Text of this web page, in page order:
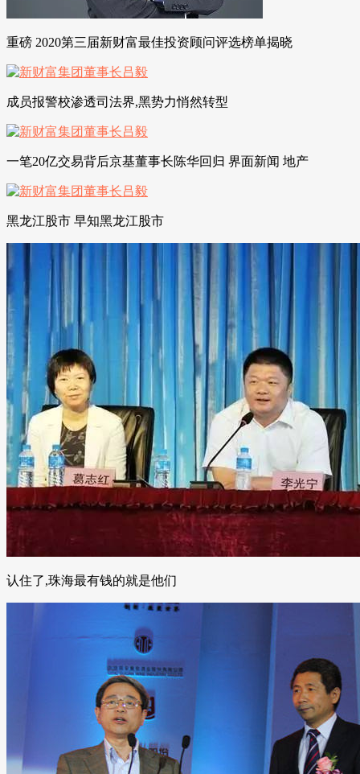
重磅 2020第三届新财富最佳投资顾问评选榜单揭晓
成员报警校渗透司法界,黑势力悄然转型
一笔20亿交易背后京基董事长陈华回归 界面新闻 地产
黑龙江股市 早知黑龙江股市
认住了,珠海最有钱的就是他们